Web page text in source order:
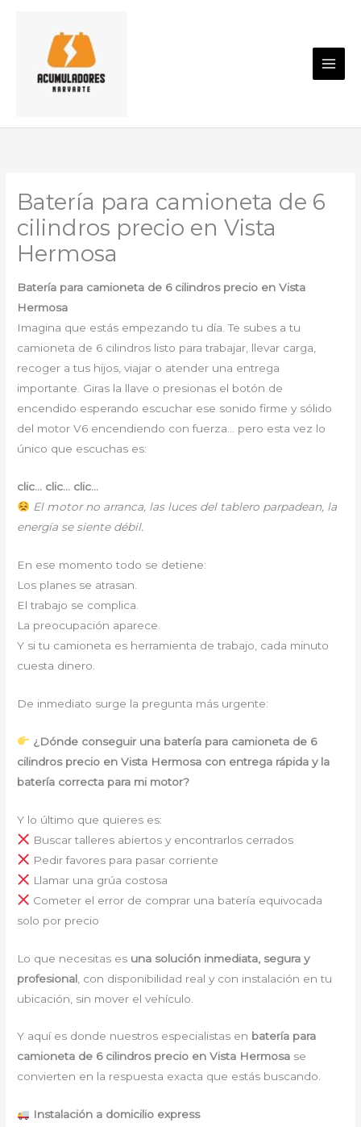
contenido
Batería para camioneta de 6
cilindros precio en Vista
Hermosa
Batería para camioneta de 6 cilindros precio en Vista
Hermosa
Imagina que estás empezando tu día. Te subes a tu
camioneta de 6 cilindros listo para trabajar, llevar carga,
recoger a tus hijos, viajar o atender una entrega
importante. Giras la llave o presionas el botón de
encendido esperando escuchar ese sonido firme y sólido
del motor V6 encendiendo con fuerza… pero esta vez lo
único que escuchas es:
clic… clic… clic…
El motor no arranca, las luces del tablero parpadean, la
energía se siente débil.
En ese momento todo se detiene:
Los planes se atrasan.
El trabajo se complica.
La preocupación aparece.
Y si tu camioneta es herramienta de trabajo, cada minuto
cuesta dinero.
De inmediato surge la pregunta más urgente:
¿Dónde conseguir una batería para camioneta de 6
cilindros precio en Vista Hermosa con entrega rápida y la
batería correcta para mi motor?
Y lo último que quieres es:
Buscar talleres abiertos y encontrarlos cerrados
Pedir favores para pasar corriente
Llamar una grúa costosa
Cometer el error de comprar una batería equivocada
solo por precio
Lo que necesitas es una solución inmediata, segura y
profesional , con disponibilidad real y con instalación en tu
ubicación, sin mover el vehículo.
Y aquí es donde nuestros especialistas en batería para
camioneta de 6 cilindros precio en Vista Hermosa se
convierten en la respuesta exacta que estás buscando.
Instalación a domicilio express